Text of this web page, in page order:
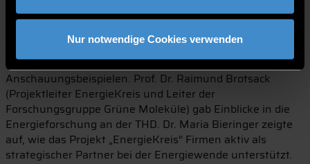
Nur notwendige Cookies verwenden
Wissenschaftliches Rahmenprogramm und
Technologieeinblicke
Flankiert wurde der interaktive Workshop von
wissenschaftlichen Impulsen und praktischen
Anschauungsbeispielen. Prof. Dr. Raimund Brotsack
(Projektleiter EnergieKreis und Leiter der
Forschungsgruppe Grüne Moleküle) gab Einblicke in die
Energieforschung an der THD. Dr. Maria Bieringer zeigte
auf, wie das Projekt „EnergieKreis“ Firmen aktiv als
strategischer Partner bei der Energiewende unterstützt.